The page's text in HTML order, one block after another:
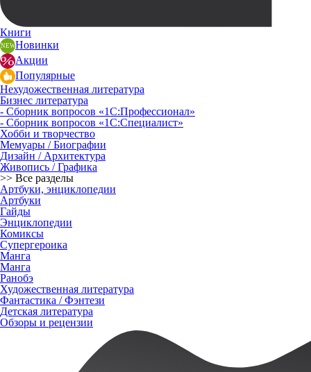
Книги
Новинки
Акции
Популярные
Нехудожественная литература
Бизнес литература
- Сборник вопросов «1С:Профессионал»
- Сборник вопросов «1С:Специалист»
Хобби и творчество
Мемуары / Биографии
Дизайн / Архитектура
Живопись / Графика
>> Все разделы
Артбуки, энциклопедии
Артбуки
Гайды
Энциклопедии
Комиксы
Супергероика
Манга
Манга
Ранобэ
Художественная литература
Фантастика / Фэнтези
Детская литература
Обзоры и рецензии